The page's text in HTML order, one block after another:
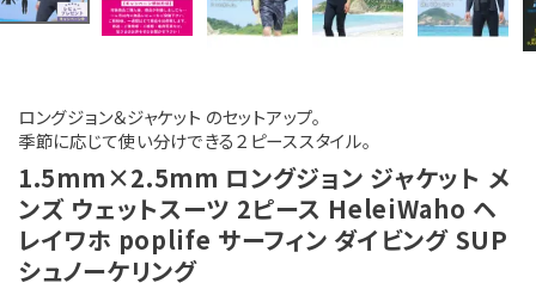
ロングジョン＆ジャケット のセットアップ。
季節に応じて使い分けできる２ピーススタイル。
1.5mm×2.5mm ロングジョン ジャケット メ
ンズ ウェットスーツ 2ピース HeleiWaho ヘ
レイワホ poplife サーフィン ダイビング SUP
シュノーケリング